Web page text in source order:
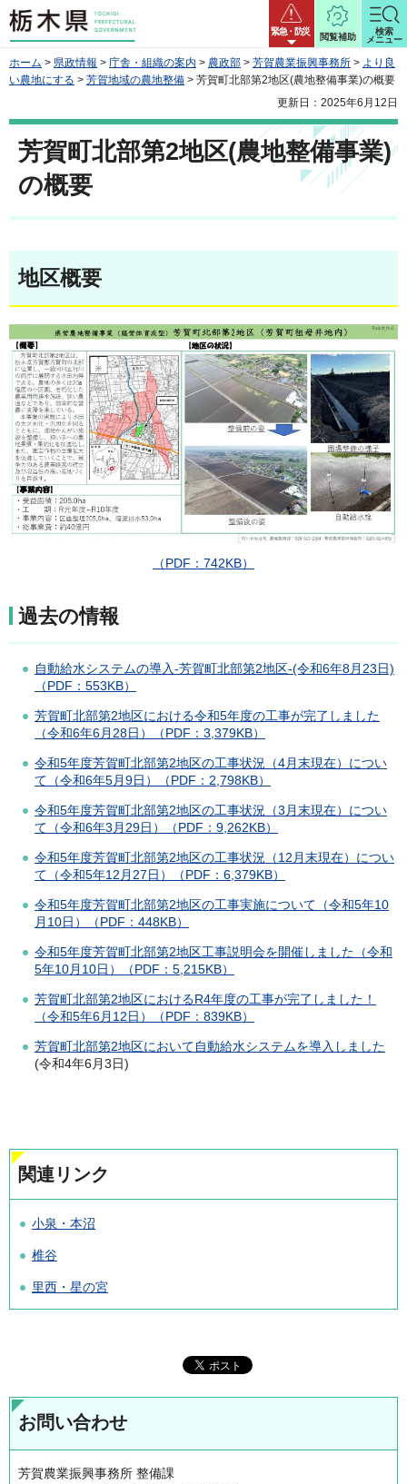
栃木県 緊急・防災
閲覧補助
検索
メニュー
ホーム > 県政情報 > 庁舎・組織の案内 > 農政部 > 芳賀農業振興事務所 > より良
い農地にする > 芳賀地域の農地整備 > 芳賀町北部第2地区(農地整備事業)の概要
更新日：2025年6月12日
芳賀町北部第2地区(農地整備事業)
の概要
地区概要
（PDF：742KB）
過去の情報
自動給水システムの導入-芳賀町北部第2地区-(令和6年8月23日)
（PDF：553KB）
芳賀町北部第2地区における令和5年度の工事が完了しました
（令和6年6月28日）（PDF：3,379KB）
令和5年度芳賀町北部第2地区の工事状況（4月末現在）につい
て（令和6年5月9日）（PDF：2,798KB）
令和5年度芳賀町北部第2地区の工事状況（3月末現在）につい
て（令和6年3月29日）（PDF：9,262KB）
令和5年度芳賀町北部第2地区の工事状況（12月末現在）につい
て（令和5年12月27日）（PDF：6,379KB）
令和5年度芳賀町北部第2地区の工事実施について（令和5年10
月10日）（PDF：448KB）
令和5年度芳賀町北部第2地区工事説明会を開催しました（令和
5年10月10日）（PDF：5,215KB）
芳賀町北部第2地区におけるR4年度の工事が完了しました！
（令和5年6月12日）（PDF：839KB）
芳賀町北部第2地区において自動給水システムを導入しました
(令和4年6月3日)
関連リンク
小泉・本沼
椎谷
里西・星の宮
お問い合わせ
芳賀農業振興事務所 整備課